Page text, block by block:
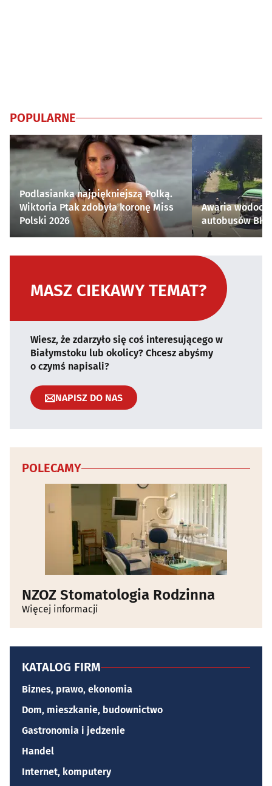
POPULARNE
Podlasianka najpiękniejszą Polką.
Wiktoria Ptak zdobyła koronę Miss
Polski 2026
Awaria
autobusów
MASZ CIEKAWY TEMAT?
Wiesz, że zdarzyło się coś interesującego w
Białymstoku lub okolicy? Chcesz abyśmy
o czymś napisali?
NAPISZ DO NAS
POLECAMY
NZOZ Stomatologia Rodzinna
Więcej informacji
KATALOG FIRM
Biznes, prawo, ekonomia
Dom, mieszkanie, budownictwo
Gastronomia i jedzenie
Handel
Internet, komputery